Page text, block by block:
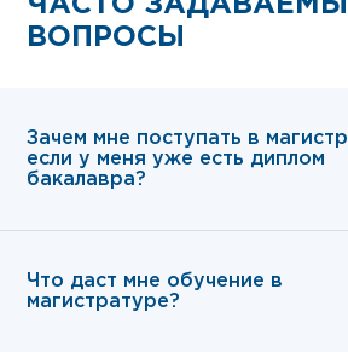
ВОПРОСЫ
Зачем мне поступать в
если у меня уже есть диплом
бакалавра?
Что даст мне обучение в
магистратуре?